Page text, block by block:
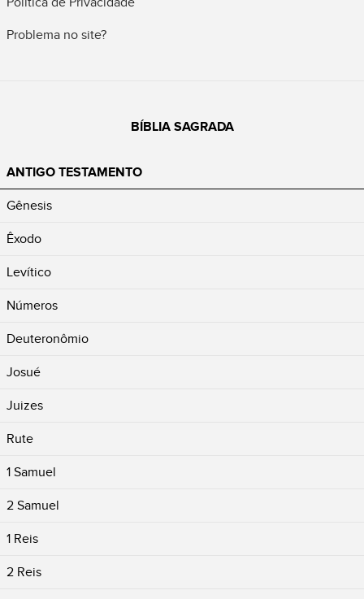
Problema no site?
BÍBLIA SAGRADA
ANTIGO TESTAMENTO
Gênesis
Êxodo
Levítico
Números
Deuteronômio
Josué
Juizes
Rute
1 Samuel
2 Samuel
1 Reis
2 Reis